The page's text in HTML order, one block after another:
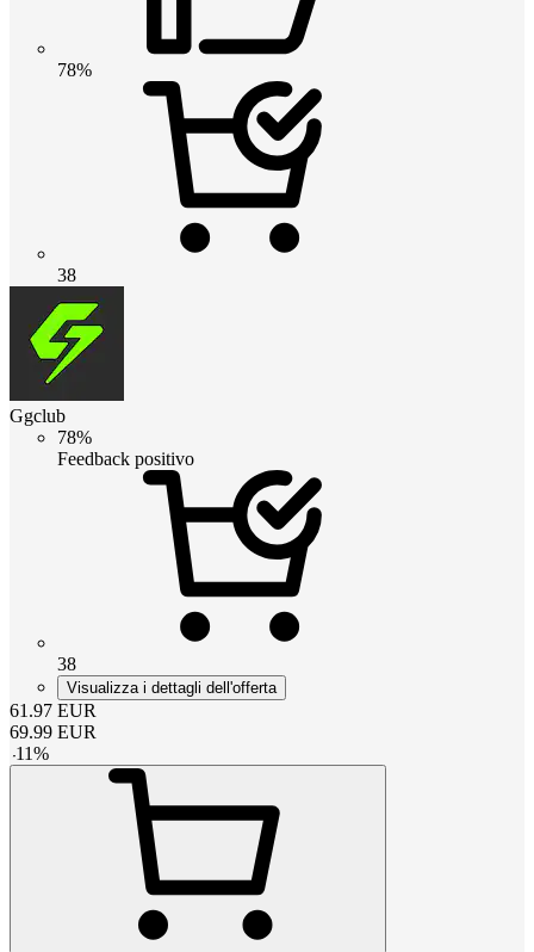
78%
38
Ggclub
78%
Feedback positivo
38
Visualizza i dettagli dell'offerta
61.97 EUR
69.99 EUR
-11%